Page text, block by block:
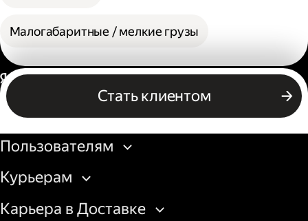
Малогабаритные / мелкие грузы
Стать клиентом
Россия
Бизнесу
Пользователям
Курьерам
Карьера в Доставке